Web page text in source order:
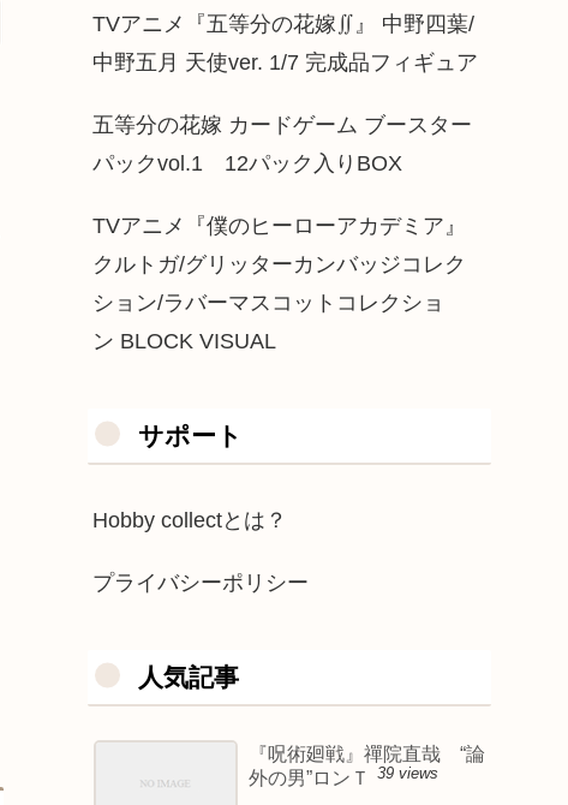
TVアニメ『五等分の花嫁∬』 中野四葉/
中野五月 天使ver. 1/7 完成品フィギュア
五等分の花嫁 カードゲーム ブースター
パックvol.1 12パック入りBOX
TVアニメ『僕のヒーローアカデミア』
クルトガ/グリッターカンバッジコレク
ション/ラバーマスコットコレクショ
ン BLOCK VISUAL
サポート
Hobby collectとは？
プライバシーポリシー
人気記事
『呪術廻戦』禪院直哉 “論
外の男”ロンＴ
39 views